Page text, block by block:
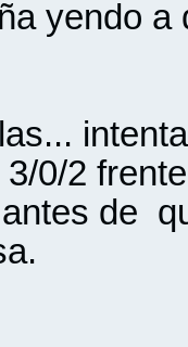
yendo
0/2
de